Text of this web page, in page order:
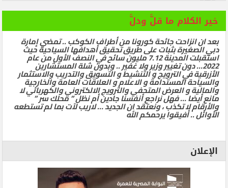
خير الكلام ما قلَّ ودلَّ
بعد ان انزاحت جائحة كورونا من أطراف الكوكب .. تمضي إمارة
دبي الصغيرة بثبات على طريق تحقيق أهدافها السياحية حيث
استقبلت المدينة 7.12 مليون سائح في النصف الأول من عام
2022… دون تغيير وزير ولا غفير .. وبدون شلة المستشارين
الأزرقية في الترويج و التنشيط و التسويق والتدريب والاستثمار
والسياحة المستدامة و الاعلام و العلاقات العامة والخارجية
والمالية و العرض المتحفي والترويج الالكتروني والكهربائي لا
مانع أيضا … فهل نراجع أنفسنا جادين أم نظل ” محلك سر ”
والأرقام لا تكذب ، ونعتقد ان الجديد … لاريب لآت بما لم تستطعه
الأوائل .. أفيقوا يرحمكم الله
الإعلان